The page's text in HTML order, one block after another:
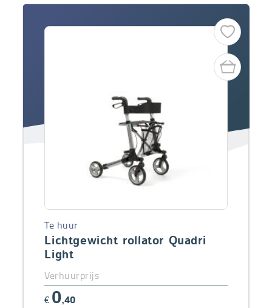
Lichtgewicht rollator Quadri
Light
Te huur
Verhuurprijs
€ 0,40